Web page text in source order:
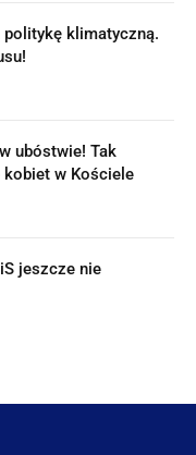
klimatyczną.
ubóstwie! Tak
w Kościele
jeszcze nie